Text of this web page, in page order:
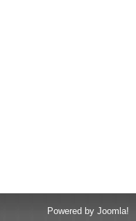
Powered by Joomla!